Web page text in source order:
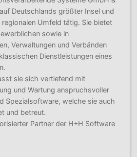
Deutschlands größter Insel und
Umfeld tätig. Sie bietet
sowie in
Verwaltungen und Verbänden
Dienstleistungen eines
sie sich vertiefend mit
und Wartung anspruchsvoller
Spezialsoftware, welche sie auch
und betreut.
Partner der H+H Software